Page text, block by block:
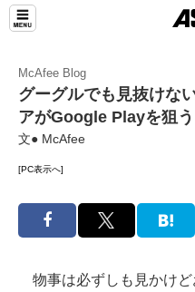
McAfee Blog
グーグルでも見抜けな
アがGoogle Playを狙う
文● McAfee
[PC表示へ]
物事は必ずしも見かけど